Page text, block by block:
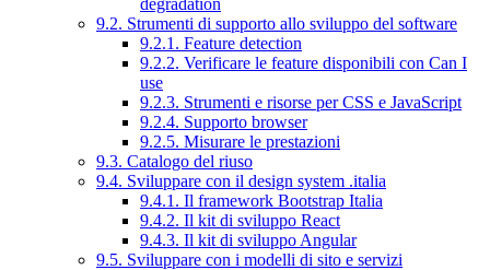
9.2. Strumenti di supporto allo sviluppo del software
9.2.1. Feature detection
9.2.2. Verificare le feature disponibili con Can I
use
9.2.3. Strumenti e risorse per CSS e JavaScript
9.2.4. Supporto browser
9.2.5. Misurare le prestazioni
9.3. Catalogo del riuso
9.4. Sviluppare con il design system .italia
9.4.1. Il framework Bootstrap Italia
9.4.2. Il kit di sviluppo React
9.4.3. Il kit di sviluppo Angular
9.5. Sviluppare con i modelli di sito e servizi